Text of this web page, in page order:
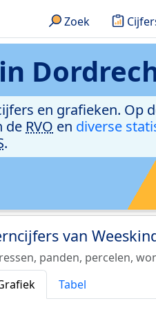
Zoek
en grafieken. Op
de RVO en diverse
.
van
panden, percelen,
Tabel